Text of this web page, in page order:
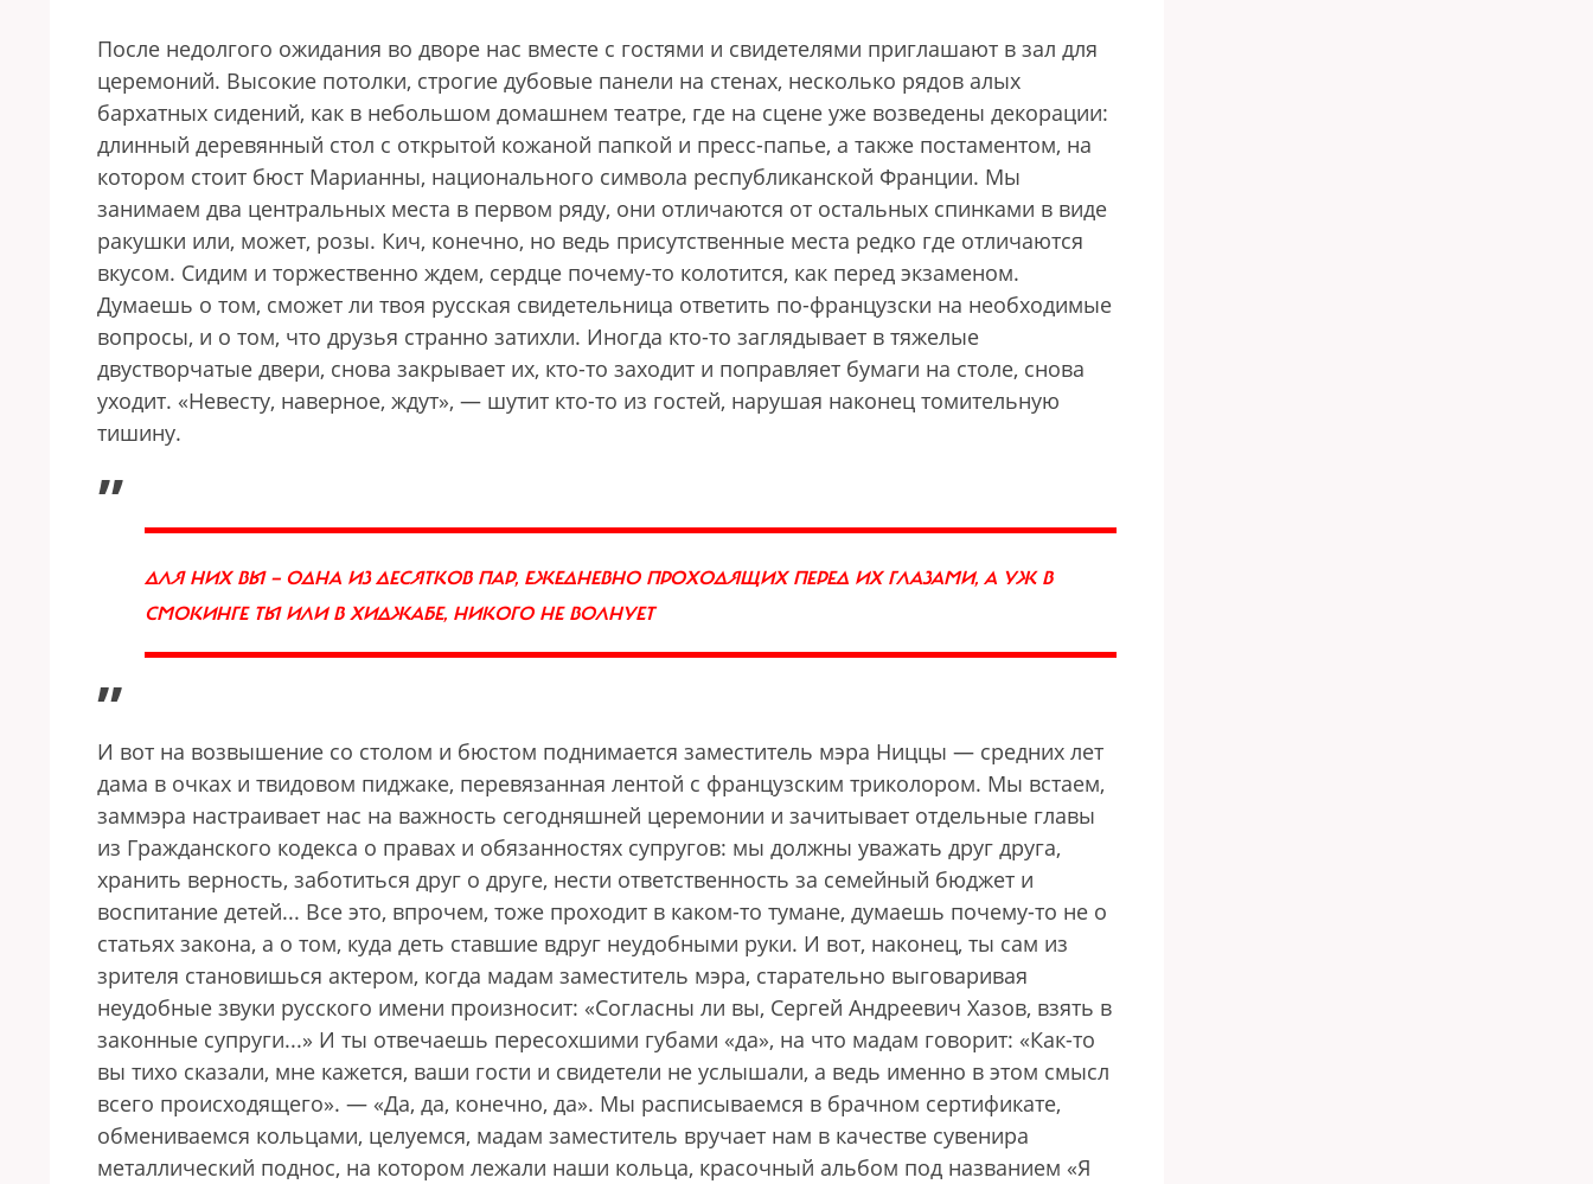
После недолгого ожидания во дворе нас вместе с гостями и свидетелями приглашают в зал для
церемоний. Высокие потолки, строгие дубовые панели на стенах, несколько рядов алых
бархатных сидений, как в небольшом домашнем театре, где на сцене уже возведены декорации:
длинный деревянный стол с открытой кожаной папкой и пресс-папье, а также постаментом, на
котором стоит бюст Марианны, национального символа республиканской Франции. Мы
занимаем два центральных места в первом ряду, они отличаются от остальных спинками в виде
ракушки или, может, розы. Кич, конечно, но ведь присутственные места редко где отличаются
вкусом. Сидим и торжественно ждем, сердце почему-то колотится, как перед экзаменом.
Думаешь о том, сможет ли твоя русская свидетельница ответить по-французски на необходимые
вопросы, и о том, что друзья странно затихли. Иногда кто-то заглядывает в тяжелые
двустворчатые двери, снова закрывает их, кто-то заходит и поправляет бумаги на столе, снова
уходит. «Невесту, наверное, ждут», — шутит кто-то из гостей, нарушая наконец томительную
тишину.
„
ДЛЯ НИХ ВЫ — ОДНА ИЗ ДЕСЯТКОВ ПАР, ЕЖЕДНЕВНО ПРОХОДЯЩИХ ПЕРЕД ИХ ГЛАЗАМИ, А УЖ В
СМОКИНГЕ ТЫ ИЛИ В ХИДЖАБЕ, НИКОГО НЕ ВОЛНУЕТ
”
И вот на возвышение со столом и бюстом поднимается заместитель мэра Ниццы — средних лет
дама в очках и твидовом пиджаке, перевязанная лентой с французским триколором. Мы встаем,
заммэра настраивает нас на важность сегодняшней церемонии и зачитывает отдельные главы
из Гражданского кодекса о правах и обязанностях супругов: мы должны уважать друг друга,
хранить верность, заботиться друг о друге, нести ответственность за семейный бюджет и
воспитание детей... Все это, впрочем, тоже проходит в каком-то тумане, думаешь почему-то не о
статьях закона, а о том, куда деть ставшие вдруг неудобными руки. И вот, наконец, ты сам из
зрителя становишься актером, когда мадам заместитель мэра, старательно выговаривая
неудобные звуки русского имени произносит: «Согласны ли вы, Сергей Андреевич Хазов, взять в
законные супруги...» И ты отвечаешь пересохшими губами «да», на что мадам говорит: «Как-то
вы тихо сказали, мне кажется, ваши гости и свидетели не услышали, а ведь именно в этом смысл
всего происходящего». — «Да, да, конечно, да». Мы расписываемся в брачном сертификате,
обмениваемся кольцами, целуемся, мадам заместитель вручает нам в качестве сувенира
металлический поднос, на котором лежали наши кольца, красочный альбом под названием «Я